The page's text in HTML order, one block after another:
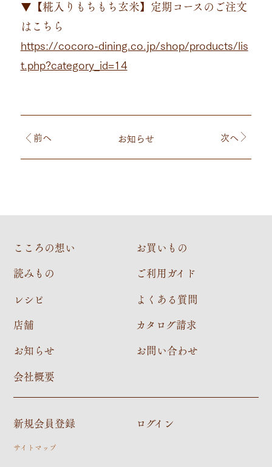
▼【糀入りもちもち玄米】定期コースのご注文
はこちら
https://cocoro-dining.co.jp/shop/products/lis
t.php?category_id=14
前へ お知らせ 次へ
こころの想い
読みもの
レシピ
店舗
お知らせ
会社概要
お買いもの
ご利用ガイド
よくある質問
カタログ請求
お問い合わせ
新規会員登録 ログイン
サイトマップ